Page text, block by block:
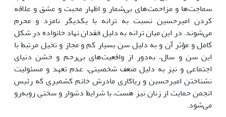
سماجت‌ها و مزاحمت‌های بی‌شمار و اظهار محبت و عشق و علاقه
کردن امیرحسین نسبت به ترانه با یکدیگر نامزد و محرم
می‌شوند. در این میان ترانه به دلیل فقدان نهاد خانواده در شکل
کامل و مؤثر آن و به دلیل سن بسیار کم و مجاز و تخیل مرتبط با
این سن و سال، به‌دور از واقعیت‌های بی‌رحم و خشن دنیای
اجتماعی و نیز به دلیل ضعف شخصیتی، عدم تعهد و مسئولیت
نشناختن امیرحسین و ریاکاری مادرش خانم کشمیری که رئیس
انجمن حمایت از زنان نیز هست، با شرایط دشوار و سختی روبه‌رو
می‌شود.